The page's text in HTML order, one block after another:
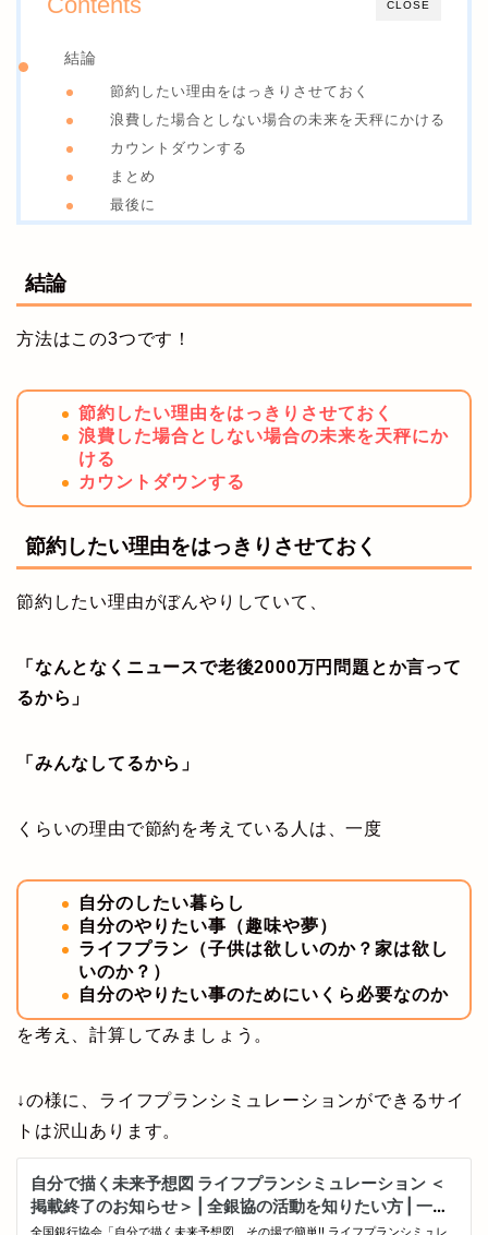
CLOSE
結論
節約したい理由をはっきりさせておく
浪費した場合としない場合の未来を天秤にかける
カウントダウンする
まとめ
最後に
結論
方法はこの3つです！
節約したい理由をはっきりさせておく
浪費した場合としない場合の未来を天秤にか
ける
カウントダウンする
節約したい理由をはっきりさせておく
節約したい理由がぼんやりしていて、
「なんとなくニュースで老後2000万円問題とか言って
るから」
「みんなしてるから」
くらいの理由で節約を考えている人は、一度
自分のしたい暮らし
自分のやりたい事（趣味や夢）
ライフプラン（子供は欲しいのか？家は欲し
いのか？）
自分のやりたい事のためにいくら必要なのか
を考え、計算してみましょう。
↓の様に、ライフプランシミュレーションができるサイ
トは沢山あります。